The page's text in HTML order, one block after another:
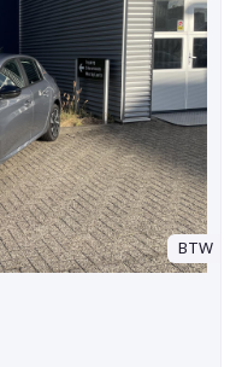
BTW